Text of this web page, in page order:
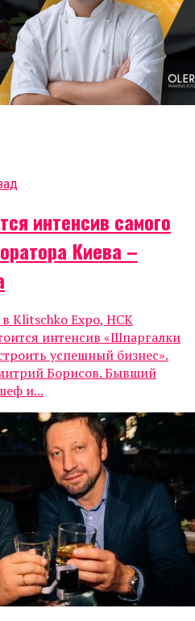
интенсив самого
Киева –
Klitschko Expo, НСК
интенсив «Шпаргалки
успешный бизнес».
Борисов. Бывший
и...